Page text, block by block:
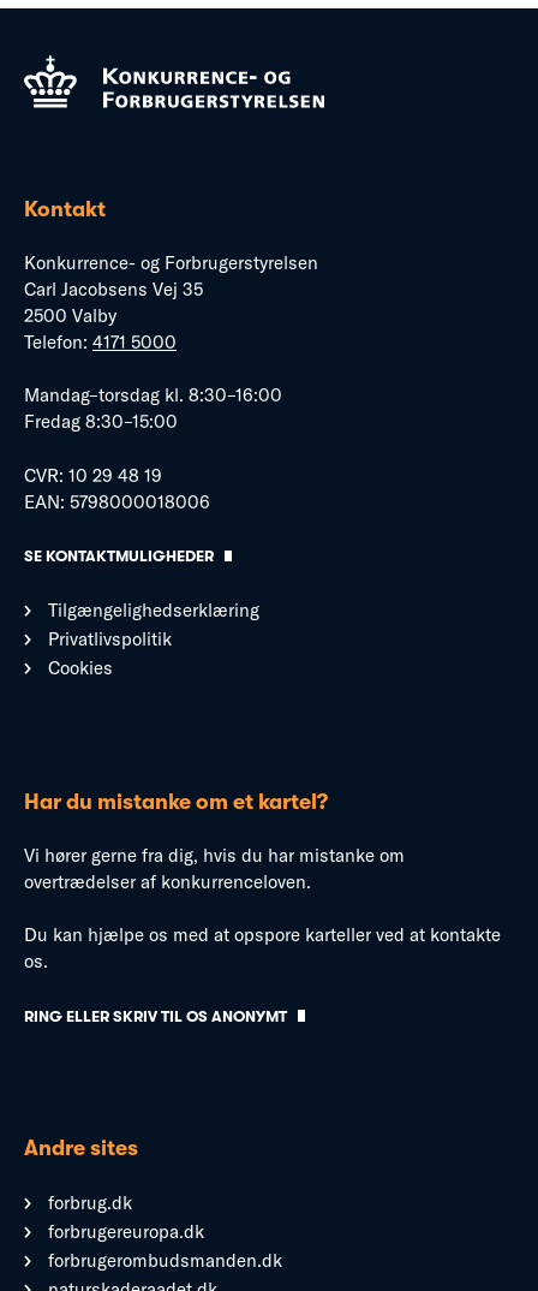
Kontakt
Konkurrence- og Forbrugerstyrelsen
Carl Jacobsens Vej 35
2500 Valby
Telefon: 4171 5000
Mandag–torsdag kl. 8:30–16:00
Fredag 8:30–15:00
CVR: 10 29 48 19
EAN: 5798000018006
SE KONTAKTMULIGHEDER
Tilgængelighedserklæring
Privatlivspolitik
Cookies
Har du mistanke om et kartel?
Vi hører gerne fra dig, hvis du har mistanke om
overtrædelser af konkurrenceloven.
Du kan hjælpe os med at opspore karteller ved at kontakte
os.
RING ELLER SKRIV TIL OS ANONYMT
Andre sites
forbrug.dk
forbrugereuropa.dk
forbrugerombudsmanden.dk